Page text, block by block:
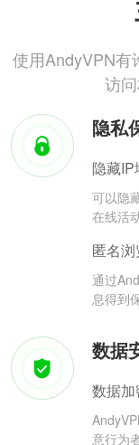
使用AndyVPN有
访
隐私
隐藏IP
可以隐
在线活
匿名
通过
息得到
数据
数据加
意行为